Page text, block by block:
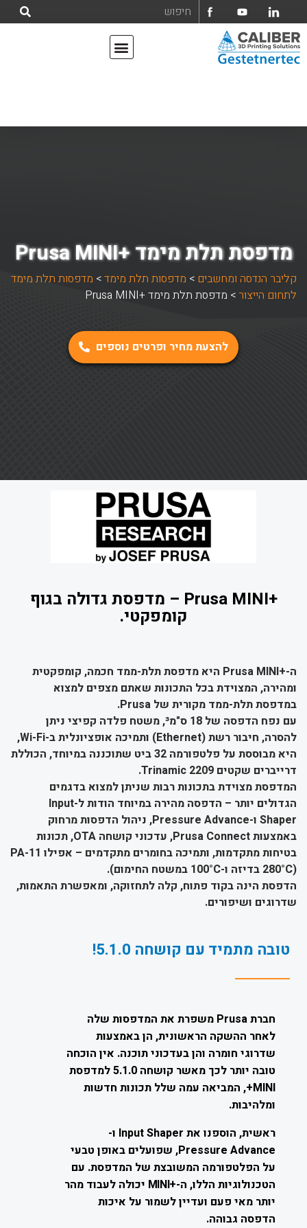
מדפסת תלת מימד +Prusa MINI
קליבר הנדסה ומחשבים > מדפסות תלת מימד> מדפסות תלת מימד
לתחום הייצור > מדפסת תלת מימד +Prusa MINI
להצעת מחיר ופרטים נוספים
+Prusa MINI – מדפסת גדולה בגוף
קומפקטי.
ה-+Prusa MINI היא מדפסת תלת-ממד חכמה, קומפקטית
ומהירה, המצוידת בכל התכונות שאתם מצפים למצוא
במדפסת תלת-ממד מקורית של Prusa.
עם נפח הדפסה של 18 ס"מ³, משטח פלדה קפיצי ניתן
להסרה, חיבור רשת (Ethernet) ותמיכה אופציונלית ב-Wi-Fi,
היא מבוססת על פלטפורמה 32 ביט שתוכננה במיוחד, הכוללת
דרייברים שקטים Trinamic 2209.
המדפסת מצוידת בתכונות רבות שניתן למצוא בדגמים
הגדולים יותר – הדפסה מהירה במיוחד הודות ל-Input
Shaper ו-Pressure Advance, ניהול הדפסות מרחוק
באמצעות Prusa Connect, עדכוני קושחה OTA, תכונות
בטיחות מתקדמות, ותמיכה בחומרים מתקדמים – אפילו PA-11
(280°C בדיזה ו-100°C במשטח החימום).
הדפסת הינה בקוד פתוח, קלה לתחזוקה, ומאפשרת התאמות,
שדרוגים ושיפורים.
טובה מתמיד עם קושחה 5.1.0!
חברת Prusa משפרת את המדפסות שלה
לאחר ההשקה הראשונית, הן באמצעות
שדרוגי חומרה והן בעדכוני תוכנה. אין הוכחה
טובה יותר לכך מאשר קושחה 5.1.0 למדפסת
MINI+, המביאה עמה שלל תכונות חדשות
ומלהיבות.
ראשית, הוספנו את Input Shaper ו-
Pressure Advance, שפועלים באופן טבעי
על הפלטפורמה המשובצת של המדפסת. עם
הטכנולוגיות הללו, ה-+
MINI יכולה לעבוד מהר
יותר מאי פעם ועדיין לשמור על איכות
הדפסה גבוהה.